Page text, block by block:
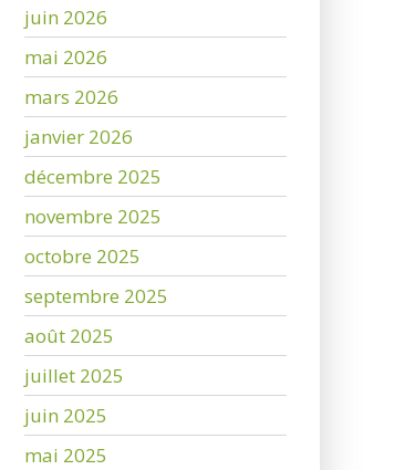
juin 2026
mai 2026
mars 2026
janvier 2026
décembre 2025
novembre 2025
octobre 2025
septembre 2025
août 2025
juillet 2025
juin 2025
mai 2025